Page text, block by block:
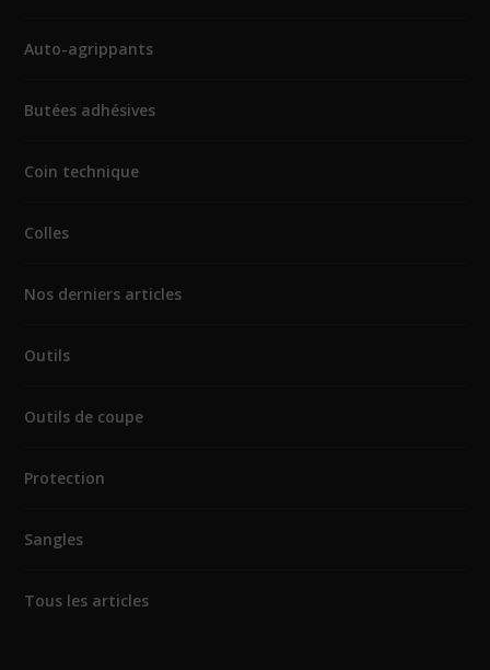
Auto-agrippants
Butées adhésives
Coin technique
Colles
Nos derniers articles
Outils
Outils de coupe
Protection
Sangles
Tous les articles